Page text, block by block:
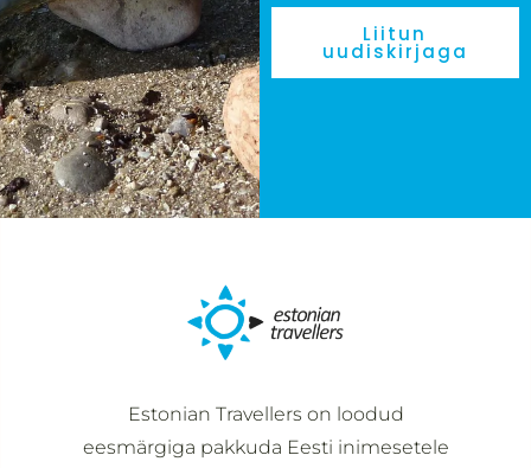
Liitun
uudiskirjaga
Estonian Travellers on loodud
eesmärgiga pakkuda Eesti inimesetele